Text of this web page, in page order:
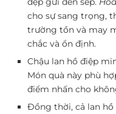
cho sự sang trọng,
trường tồn và may
chắc và ổn định.
Chậu lan hồ điệp
Món quà này phù
điểm nhấn cho
Đồng thời, cả lan hồ